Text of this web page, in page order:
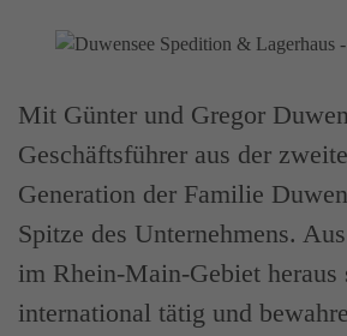
Mit Günter und Gregor
Geschäftsführer aus der
Generation der Familie
Spitze des Unternehmens.
im Rhein-Main-Gebiet
international tätig und